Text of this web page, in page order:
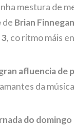
mestura de
de Brian Finnegan
3, co ritmo máis
afluencia de
da
do domingo